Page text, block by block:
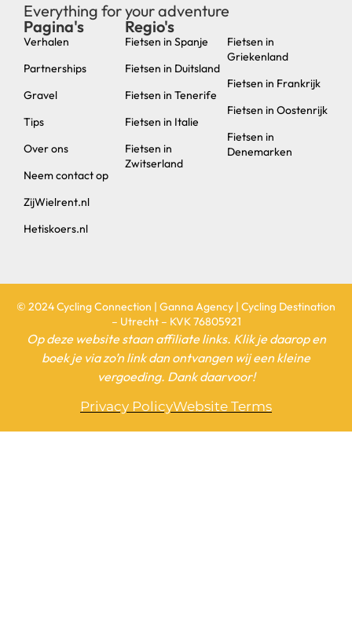
Everything for your adventure
Pagina's
Verhalen
Partnerships
Gravel
Tips
Over ons
Neem contact op
ZijWielrent.nl
Hetiskoers.nl
Regio's
Fietsen in Spanje
Fietsen in Duitsland
Fietsen in Tenerife
Fietsen in Italie
Fietsen in
Zwitserland
Fietsen in
Griekenland
Fietsen in Frankrijk
Fietsen in Oostenrijk
Fietsen in
Denemarken
© 2024 Cycling Connection | Ganna Agency | Cycling Destination
– Utrecht – KVK 76805921
Op deze website staan affiliate links. Klik je daarop en
boek je via zo’n link dan ontvangen wij een kleine
vergoeding. Dank daarvoor!
Privacy PolicyWebsite Terms